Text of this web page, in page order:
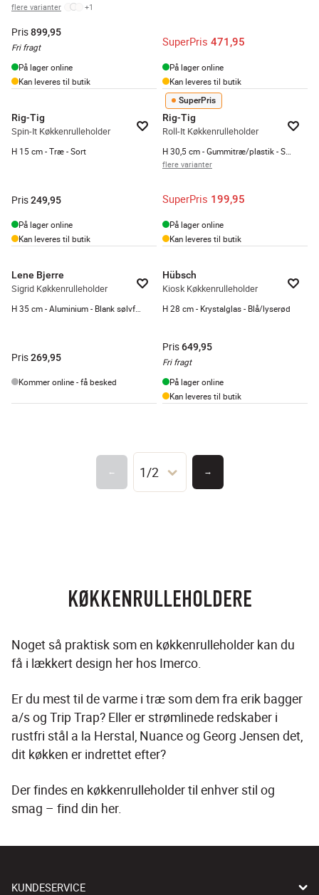
flere varianter +1
Pris899,95
Fri fragt
På lager online
Kan leveres til butik
SuperPris 471,95
På lager online
Kan leveres til butik
Rig-Tig
Spin-It Køkkenrulleholder
H 15 cm - Træ - Sort
Pris249,95
På lager online
Kan leveres til butik
SuperPris
Rig-Tig
Roll-It Køkkenrulleholder
flere varianter
SuperPris 199,95
På lager online
Kan leveres til butik
Lene Bjerre
Sigrid Køkkenrulleholder
Pris269,95
Kommer online - få besked
Hübsch
Kiosk Køkkenrulleholder
H 28 cm - Krystalglas - Blå/lyserød
Pris649,95
Fri fragt
På lager online
Kan leveres til butik
← 1/2 →
KØKKENRULLEHOLDERE
Noget så praktisk som en køkkenrulleholder kan du
få i lækkert design her hos Imerco.
Er du mest til de varme i træ som dem fra erik bagger
a/s og Trip Trap? Eller er strømlinede redskaber i
rustfri stål a la Herstal, Nuance og Georg Jensen det,
dit køkken er indrettet efter?
Der findes en køkkenrulleholder til enhver stil og
smag – find din her.
KUNDESERVICE